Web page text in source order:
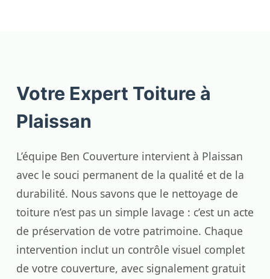
Votre Expert Toiture à
Plaissan
L’équipe Ben Couverture intervient à Plaissan
avec le souci permanent de la qualité et de la
durabilité. Nous savons que le nettoyage de
toiture n’est pas un simple lavage : c’est un acte
de préservation de votre patrimoine. Chaque
intervention inclut un contrôle visuel complet
de votre couverture, avec signalement gratuit